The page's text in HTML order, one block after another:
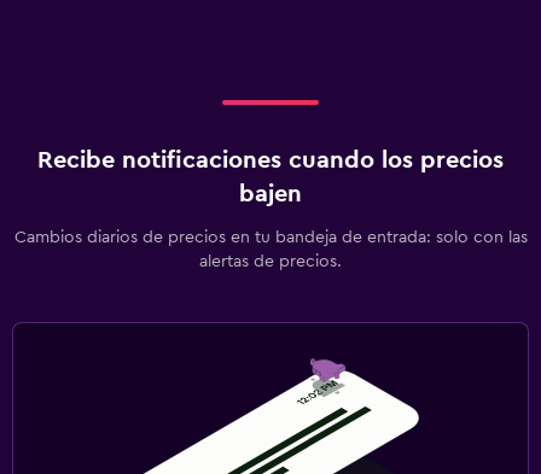
Recibe notificaciones cuando los precios
bajen
Cambios diarios de precios en tu bandeja de entrada: solo con las
alertas de precios.